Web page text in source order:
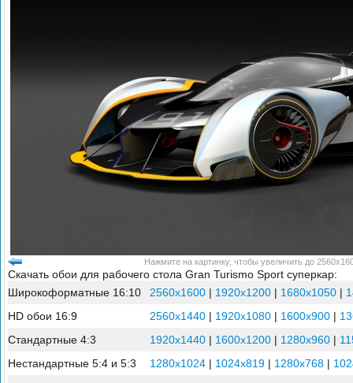
Нажмите на картинку, чтобы увеличить до
Скачать обои для рабочего стола Gran Turismo Sport суперкар:
Широкоформатные 16:10
2560x1600 | 1920x1200 | 1680x1050 |
HD обои 16:9
2560x1440 | 1920x1080 | 1600x900 |
Стандартные 4:3
1920x1440 | 1600x1200 | 1280x960 |
Нестандартные 5:4 и 5:3
1280x1024 | 1024x819 | 1280x768 |